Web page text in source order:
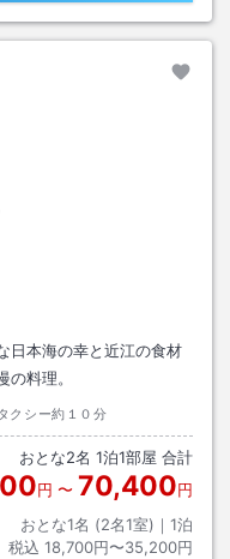
日本海の幸と近江の食材
料理。
クシー約１０分
おとな2名 1泊1部屋 合計
円 〜 70,400円
おとな1名 (2名1室)｜ 1泊
税込 18,700円〜35,200円